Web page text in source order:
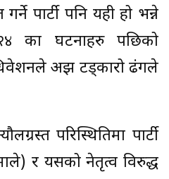
पार्टी पनि यही हो भन्ने
का घटनाहरु पछिको
अझ टड्कारो ढंगले
परिस्थितिमा पार्टी
र यसको नेतृत्व विरुद्ध